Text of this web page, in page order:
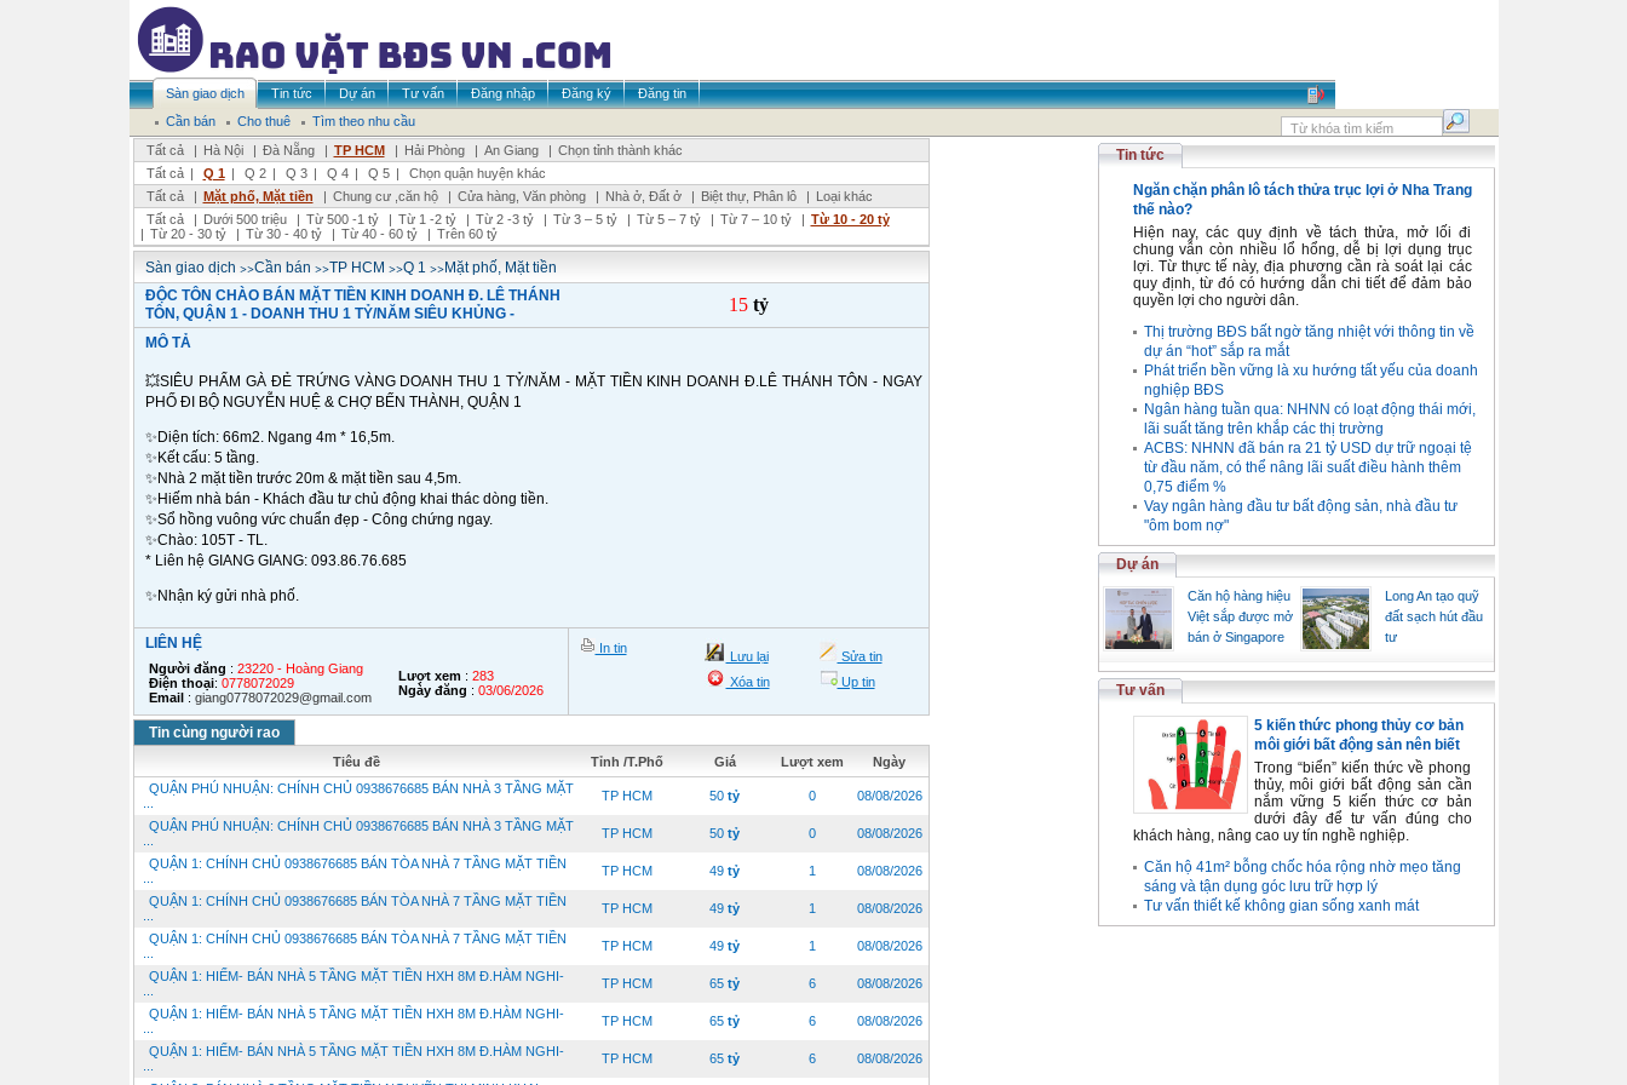
Sàn giao dịch Tin tức Dự án Tư vấn Đăng nhập Đăng ký
Đăng tin
Cần bán
Cho thuê
Tìm theo nhu cầu
Tất cả
| Hà Nội | Đà Nẵng | TP HCM | Hải Phòng | An Giang | Chọn tỉnh thành khác
Tất cả | Q 1 | Q 2 | Q 3 | Q 4 | Q 5 |
Chọn quận huyện khác
Tất cả
| Mặt phố, Mặt tiền | Chung cư ,căn hộ | Cửa hàng, Văn phòng | Nhà ở, Đất ở | Biệt thự, Phân lô | Loại khác
Tất cả
| Dưới 500 triệu | Từ 500 -1 tỷ | Từ 1 -2 tỷ | Từ 2 -3 tỷ | Từ 3 – 5 tỷ | Từ 5 – 7 tỷ | Từ 7 – 10 tỷ | Từ 10 - 20 tỷ
| Từ 20 - 30 tỷ | Từ 30 - 40 tỷ | Từ 40 - 60 tỷ | Trên 60 tỷ
Sàn giao dịch >>Cần bán >>TP HCM >>Q 1 >>Mặt phố, Mặt tiền
ĐỘC TÔN CHÀO BÁN MẶT TIỀN KINH DOANH Đ. LÊ THÁNH
TÔN, QUẬN 1 - DOANH THU 1 TỶ/NĂM SIÊU KHỦNG -
15 tỷ
MÔ TẢ
💥SIÊU PHẨM GÀ ĐẺ TRỨNG VÀNG DOANH THU 1 TỶ/NĂM - MẶT TIỀN KINH DOANH Đ.LÊ THÁNH TÔN - NGAY
PHỐ ĐI BỘ NGUYỄN HUỆ & CHỢ BẾN THÀNH, QUẬN 1
✨Diện tích: 66m2. Ngang 4m * 16,5m.
✨Kết cấu: 5 tầng.
✨Nhà 2 mặt tiền trước 20m & mặt tiền sau 4,5m.
✨Hiếm nhà bán - Khách đầu tư chủ động khai thác dòng tiền.
✨Sổ hồng vuông vức chuẩn đẹp - Công chứng ngay.
✨Chào: 105T - TL.
* Liên hệ GIANG GIANG: 093.86.76.685
✨Nhận ký gửi nhà phố.
LIÊN HỆ
Người đăng : 23220 - Hoàng Giang
Điện thoại: 0778072029
Email: giang0778072029@gmail.com
Lượt xem: 283
Ngày đăng : 03/06/2026
In tin
Lưu lại
Sửa tin
Xóa tin
Up tin
Tin cùng người rao
Tiêu đề Tỉnh /T.Phố Giá Lượt xem
Ngày
QUẬN PHÚ NHUẬN: CHÍNH CHỦ 0938676685 BÁN NHÀ 3 TẦNG MẶT
TP HCM 50 tỷ 0 08/08/2026
QUẬN PHÚ NHUẬN: CHÍNH CHỦ 0938676685 BÁN NHÀ 3 TẦNG MẶT
TP HCM 50 tỷ 0 08/08/2026
QUẬN 1: CHÍNH CHỦ 0938676685 BÁN TÒA NHÀ 7 TẦNG MẶT TIỀN
TP HCM 49 tỷ 1 08/08/2026
QUẬN 1: CHÍNH CHỦ 0938676685 BÁN TÒA NHÀ 7 TẦNG MẶT TIỀN
TP HCM 49 tỷ 1 08/08/2026
QUẬN 1: CHÍNH CHỦ 0938676685 BÁN TÒA NHÀ 7 TẦNG MẶT TIỀN
TP HCM 49 tỷ 1 08/08/2026
QUẬN 1: HIẾM- BÁN NHÀ 5 TẦNG MẶT TIỀN HXH 8M Đ.HÀM NGHI-
TP HCM 65 tỷ 6 08/08/2026
QUẬN 1: HIẾM- BÁN NHÀ 5 TẦNG MẶT TIỀN HXH 8M Đ.HÀM NGHI-
TP HCM 65 tỷ 6 08/08/2026
QUẬN 1: HIẾM- BÁN NHÀ 5 TẦNG MẶT TIỀN HXH 8M Đ.HÀM NGHI-
TP HCM 65 tỷ 6 08/08/2026
Tin tức
Ngăn chặn phân lô tách thửa trục lợi ở Nha Trang
thế nào?
Hiện nay, các quy định về tách thửa, mở lối đi
chung vẫn còn nhiều lổ hổng, dễ bị lợi dụng trục
lợi. Từ thực tế này, địa phương cần rà soát lại các
quy định, từ đó có hướng dẫn chi tiết để đảm bảo
quyền lợi cho người dân.
Thị trường BĐS bất ngờ tăng nhiệt với thông tin về
dự án “hot” sắp ra mắt
Phát triển bền vững là xu hướng tất yếu của doanh
nghiệp BĐS
Ngân hàng tuần qua: NHNN có loạt động thái mới,
lãi suất tăng trên khắp các thị trường
ACBS: NHNN đã bán ra 21 tỷ USD dự trữ ngoại tệ
từ đầu năm, có thể nâng lãi suất điều hành thêm
0,75 điểm %
Vay ngân hàng đầu tư bất động sản, nhà đầu tư
"ôm bom nợ"
Dự án
Căn hộ hàng hiệu
Việt sắp được mở
bán ở Singapore
Long An tạo quỹ
đất sạch hút đầu
tư
Tư vấn
5 kiến thức phong thủy cơ bản
môi giới bất động sản nên biết
Trong “biển” kiến thức về phong
thủy, môi giới bất động sản cần
nắm vững 5 kiến thức cơ bản
dưới đây để tư vấn đúng cho
khách hàng, nâng cao uy tín nghề nghiệp.
Căn hộ 41m² bỗng chốc hóa rộng nhờ mẹo tăng
sáng và tận dụng góc lưu trữ hợp lý
Tư vấn thiết kế không gian sống xanh mát